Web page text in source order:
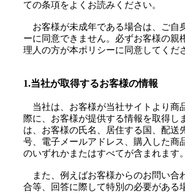
ての条項をよくお読みください。
お客様が未成年である場合は、ご自
ーに同意できません。必ずお客様の親
理人の方が本ポリシーに同意してくだ
1.当社が取得するお客様の情報
当社は、お客様が当社サイトより商
際に、お客様が提供する情報を取得し
は、お客様の氏名、居住する国、配送
号、電子メールアドレス、購入した商
のいずれかまたはすべてが含まれます。
また、例えばお客様からのお問い合
合等、回答に際して特別の必要がある